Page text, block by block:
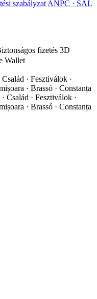
szabályzat ANPC · SAL
fizetés 3D
Wallet
· Fesztiválok ·
· Brassó · Constanța
Család · Fesztiválok ·
· Brassó · Constanța